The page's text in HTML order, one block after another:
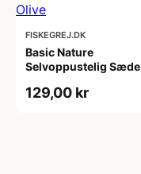
FISKEGREJ.DK
Basic Nature
Selvoppustelig Sæde
129,00 kr